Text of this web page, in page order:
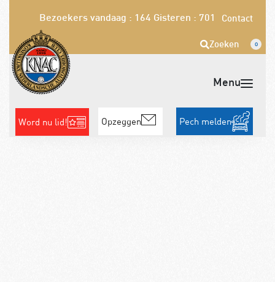
Bezoekers vandaag : 164 Gisteren : 701 Contact
Zoeken 0
Word nu lid! Opzeggen Pech melden